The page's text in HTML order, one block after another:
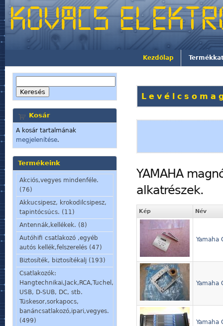
Kezdőlap
Kosár
A kosár tartalmának
megjelenítése.
Termékeink
Akciós,vegyes mindenféle.
(76)
Akkucsipesz, krokodilcsipesz,
tapintócsúcs. (11)
Antennák,kellékek. (8)
Autóhifi csatlakozó ,egyéb
autós kellék,felszerelés (47)
Biztosíték, biztosítékalj (193)
Csatlakozók:
Hangtechnikai,Jack,RCA,Tuchel,
USB, D-SUB, DC, stb.
Tüskesor,sorkapocs,
banáncsatlakozó,ipari,vegyes.
(499)
YAMAHA
alkatrészek.
Kép Név
Yamaha
Yamaha
Yamaha